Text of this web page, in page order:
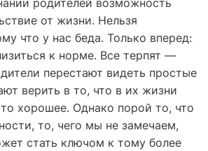
от жизни. Нельзя
что у нас беда. Только вперед:
к норме. Все терпят —
перестают видеть простые
верить в то, что в их жизни
хорошее. Однако порой то, что
то, чего мы не замечаем,
стать ключом к тому более